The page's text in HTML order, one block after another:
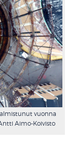
vuonna
Aimo-Koivisto